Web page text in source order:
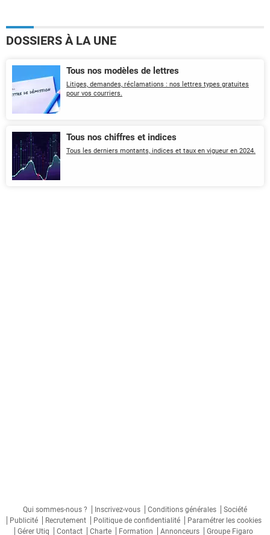
DOSSIERS À LA UNE
Tous nos modèles de lettres
Litiges, demandes, réclamations : nos lettres types gratuites
pour vos courriers.
Tous nos chiffres et indices
Tous les derniers montants, indices et taux en vigueur en 2024.
Qui sommes-nous ? Inscrivez-vous Conditions générales
Société
Publicité
Recrutement Politique de confidentialité
Paramétrer les cookies
Gérer Utiq
Contact Charte Formation Annonceurs Groupe Figaro